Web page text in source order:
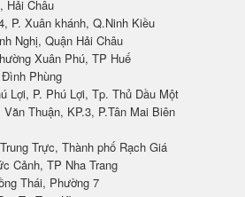
Hải Châu
P. Xuân khánh, Q.Ninh Kiều
Nghị, Quận Hải Châu
Xuân Phú, TP Huế
Phùng
Lợi, P. Phú Lợi, Tp. Thủ Dầu Một
Thuận, KP.3, P.Tân Mai Biên
Trực, Thành phố Rạch Giá
Cảnh, TP Nha Trang
Thái, Phường 7